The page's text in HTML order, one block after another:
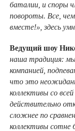
баталии, и споры
повороты. Все,
вместе!», здесь
Ведущий шоу
наша традиция:
компанией,
что это
коллективы со
действительно
сложнее по
коллективы сотне